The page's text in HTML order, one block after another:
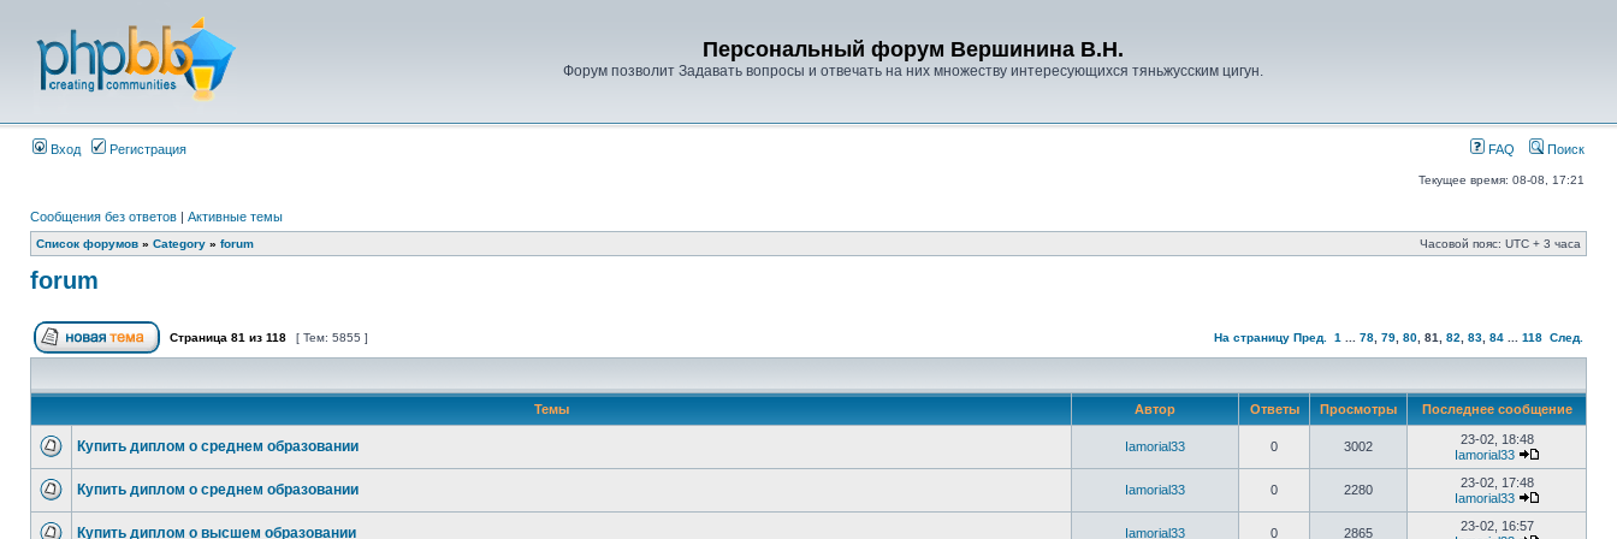
Персональный форум Вершинина В.Н.
Форум позволит Задавать вопросы и отвечать на них множеству интересующихся тяньжусским цигун.
Вход Регистрация FAQ Поиск
Текущее время: 08-08, 17:21
Сообщения без ответов | Активные темы
Список форумов » Category » forum Часовой пояс: UTC + 3 часа
forum
Страница 81 из 118 [ Тем: 5855 ] На страницу Пред. 1 78 79 80 81 82 83 84 118 След.
Темы Автор Ответы Просмотры Последнее сообщение
Купить диплом о среднем образовании Iamorial33 0 3002
23-02, 18:48
Iamorial33
Купить диплом о среднем образовании Iamorial33 0 2280
23-02, 17:48
Iamorial33
Купить диплом о высшем образовании Iamorial33 0 2865
23-02, 16:57